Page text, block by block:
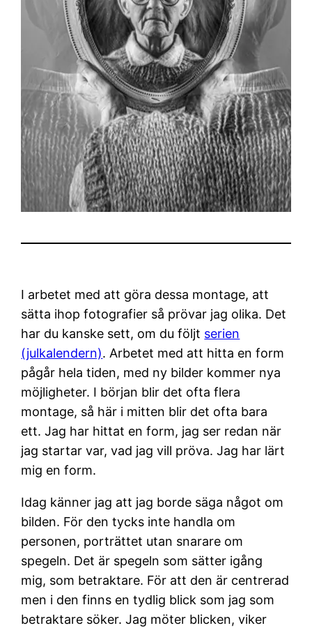
I arbetet med att göra dessa montage, att
sätta ihop fotografier så prövar jag olika. Det
har du kanske sett, om du följt serien
(julkalendern). Arbetet med att hitta en form
pågår hela tiden, med ny bilder kommer nya
möjligheter. I början blir det ofta flera
montage, så här i mitten blir det ofta bara
ett. Jag har hittat en form, jag ser redan när
jag startar var, vad jag vill pröva. Jag har lärt
mig en form.
Idag känner jag att jag borde säga något om
bilden. För den tycks inte handla om
personen, porträttet utan snarare om
spegeln. Det är spegeln som sätter igång
mig, som betraktare. För att den är centrerad
men i den finns en tydlig blick som jag som
betraktare söker. Jag möter blicken, viker